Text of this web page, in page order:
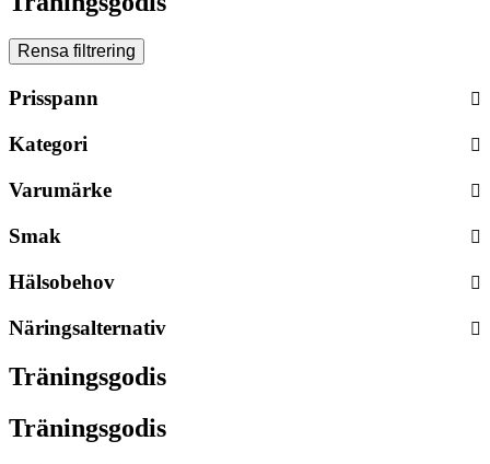
Rensa filtrering
Prisspann
Kategori
Varumärke
Smak
Hälsobehov
Näringsalternativ
Träningsgodis
Träningsgodis